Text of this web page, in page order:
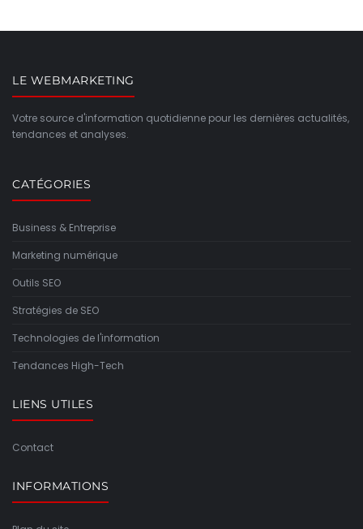
LE WEBMARKETING
Votre source d'information quotidienne pour les dernières actualités,
tendances et analyses.
CATÉGORIES
Business & Entreprise
Marketing numérique
Outils SEO
Stratégies de SEO
Technologies de l'information
Tendances High-Tech
LIENS UTILES
Contact
INFORMATIONS